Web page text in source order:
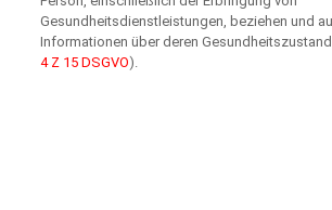
Gesundheitsdienstleistungen, beziehen und
Informationen über deren
4 Z 15 DSGVO).